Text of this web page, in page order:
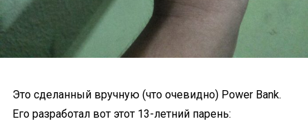
Это сделанный вручную (что очевидно) Power Bank.
Его разработал вот этот 13-летний парень: